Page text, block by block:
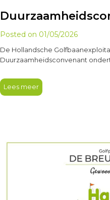
golfsector
Posted on 01/05/2026
De Hollandsche
Duurzaamheidsconvenant
Lees meer